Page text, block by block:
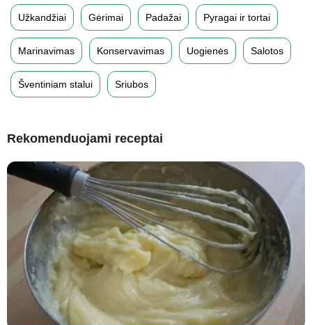
Užkandžiai Gėrimai Padažai Pyragai ir tortai
Marinavimas Konservavimas Uogienės Salotos
Šventiniam stalui Sriubos
Rekomenduojami receptai